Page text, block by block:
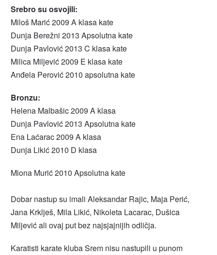
Srebro su osvojili:
Miloš Marić 2009 A klasa kate
Dunja Berežni 2013 Apsolutna kate
Dunja Pavlović 2013 C klasa kate
Milica Miljević 2009 E klasa kate
Anđela Perović 2010 apsolutna kate
Bronzu:
Helena Malbašic 2009 A klasa
Dunja Pavlović 2013 Apsolutna kate
Ena Laćarac 2009 A klasa
Dunja Likić 2010 D klasa
Miona Murić 2010 Apsolutna kate
Dobar nastup su imali Aleksandar Rajic, Maja Perić,
Jana Krklješ, Mila Likić, Nikoleta Lacarac, Dušica
Miljević ali ovaj put bez najsjajnijih odličja.
Karatisti karate kluba Srem nisu nastupili u punom